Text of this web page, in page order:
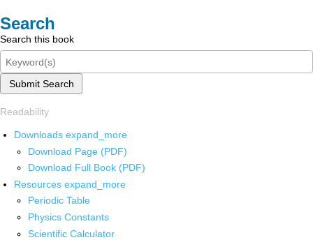
Search
Search this book
Submit Search
Readability
Downloads expand_more
Download Page (PDF)
Download Full Book (PDF)
Resources expand_more
Periodic Table
Physics Constants
Scientific Calculator